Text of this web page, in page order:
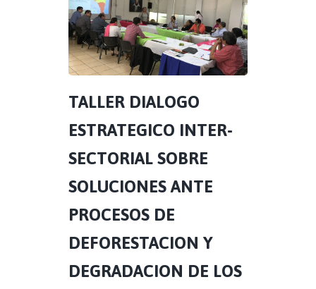
TALLER DIALOGO
ESTRATEGICO INTER-
SECTORIAL SOBRE
SOLUCIONES ANTE
PROCESOS DE
DEFORESTACION Y
DEGRADACION DE LOS